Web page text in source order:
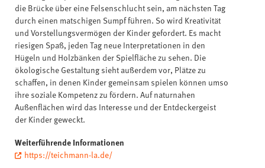
die Brücke über eine Felsenschlucht sein, am nächsten Tag
durch einen matschigen Sumpf führen. So wird Kreativität
und Vorstellungsvermögen der Kinder gefordert. Es macht
riesigen Spaß, jeden Tag neue Interpretationen in den
Hügeln und Holzbänken der Spielfläche zu sehen. Die
ökologische Gestaltung sieht außerdem vor, Plätze zu
schaffen, in denen Kinder gemeinsam spielen können umso
ihre soziale Kompetenz zu fördern. Auf naturnahen
Außenflächen wird das Interesse und der Entdeckergeist
der Kinder geweckt.
Weiterführende Informationen
https://teichmann-la.de/